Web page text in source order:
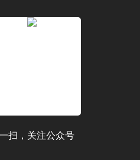
扫，关注公众号